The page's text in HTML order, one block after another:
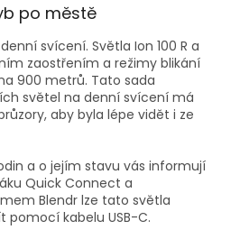
po městě
svícení. Světla Ion 100 R a
zaostřením a režimy blikání
900 metrů. Tato sada
světel na denní svícení má
aby byla lépe vidět i ze
a o jejím stavu vás informují
Quick Connect a
Blendr lze tato světla
pomocí kabelu USB-C.